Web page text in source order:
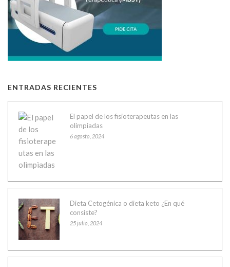
ENTRADAS RECIENTES
El papel de los fisioterapeutas en las
olimpiadas
6 agosto, 2024
Dieta Cetogénica o dieta keto ¿En qué
consiste?
25 julio, 2024